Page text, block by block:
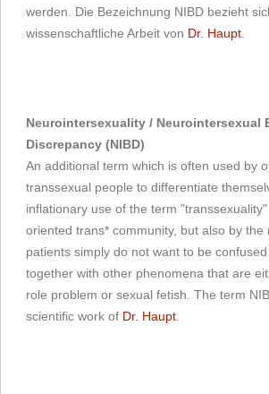
werden. Die Bezeichnung NIBD bezieht
wissenschaftliche Arbeit von Dr. Haupt
Neurointersexuality / Neurointersexual
Discrepancy (NIBD)
An additional term which is often used by
transsexual people to differentiate
inflationary use of the term
oriented trans* community, but also by the
patients simply do not want to be
together with other phenomena that are
role problem or sexual fetish. The term
scientific work of Dr. Haupt